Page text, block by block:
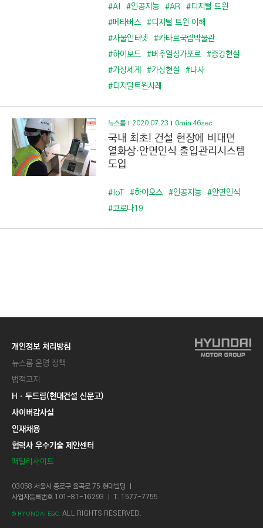
#AI #인공지능 #AR #디지털 트윈
#메타버스 #디지털 트윈 이해
#사물인터넷 #카타르국립박물관
#하이보드 #버추얼싱가포르 #증강현실
#가상세계 #가상현실 #나사
#디지털트윈사례
뉴스룸 2020.07.23 0min 46sec
국내 최초! 건설 현장에 비대면
열화상·안면인식 출입관리시스템
도입
#IoT #하이오스 #인공지능 #안면인식
#코로나19
개인정보 처리방침
뉴스룸 운영 정책
법적고지
Hㆍ두드림(현대건설 신문고)
사이버감사실
인재채용
협력사 우수기술 제안센터
패밀리사이트
03058 서울시 종로구 율곡로 75 현대빌딩 ㅣ
사업자등록번호 101-81-16293 ㅣ T. 1577-7755
© HYUNDAI E&C. ALL RIGHTS RESERVED.